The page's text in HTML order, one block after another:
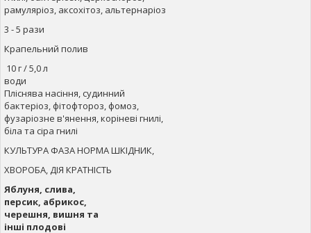
рамуляріоз, аксохітоз, альтернаріоз
3 - 5 рази
Крапельний полив
10 г / 5,0 л
води
Пліснява насіння, судинний
бактеріоз, фітофтороз, фомоз,
фузаріозне в'янення, коріневі гнилі,
біла та сіра гнилі
КУЛЬТУРА ФАЗА НОРМА ШКІДНИК,
ХВОРОБА, ДІЯ КРАТНІСТЬ
Яблуня, слива,
персик, абрикос,
черешня, вишня та
інші плодові